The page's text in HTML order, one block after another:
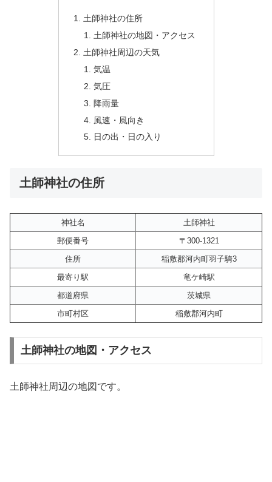
土師神社の住所
土師神社の地図・アクセス
土師神社周辺の天気
気温
気圧
降雨量
風速・風向き
日の出・日の入り
土師神社の住所
神社名
土師神社
郵便番号
〒300-1321
住所
稲敷郡河内町羽子騎3
最寄り駅
竜ケ崎駅
都道府県
茨城県
市町村区
稲敷郡河内町
土師神社の地図・アクセス
土師神社周辺の地図です。